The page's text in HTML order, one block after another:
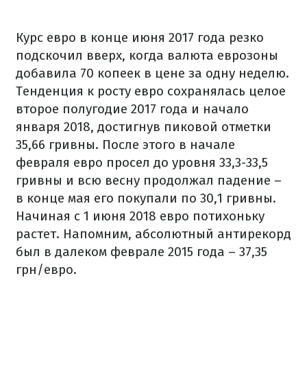
Курс евро в конце июня 2017 года резко
подскочил вверх, когда валюта еврозоны
добавила 70 копеек в цене за одну неделю.
Тенденция к росту евро сохранялась целое
второе полугодие 2017 года и начало
января 2018, достигнув пиковой отметки
35,66 гривны. После этого в начале
февраля евро просел до уровня 33,3-33,5
гривны и всю весну продолжал падение –
в конце мая его покупали по 30,1 гривны.
Начиная с 1 июня 2018 евро потихоньку
растет. Напомним, абсолютный антирекорд
был в далеком феврале 2015 года – 37,35
грн/евро.